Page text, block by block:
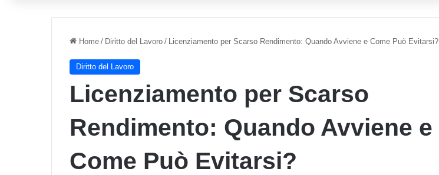
Home / Diritto del Lavoro / Licenziamento per Scarso Rendimento: Quando Avviene e Come Può Evitarsi?
Diritto del Lavoro
Licenziamento per Scarso
Rendimento: Quando Avviene e
Come Può Evitarsi?